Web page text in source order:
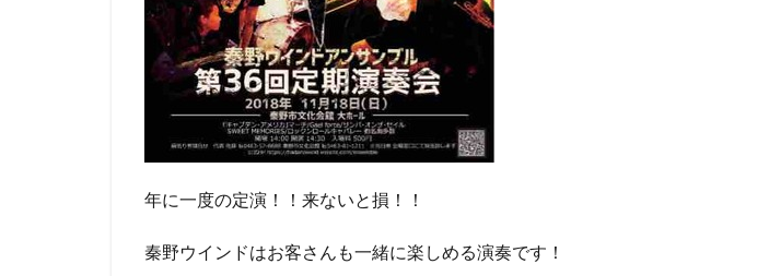
年に一度の定演！！来ないと損！！
秦野ウインドはお客さんも一緒に楽しめる演奏です！